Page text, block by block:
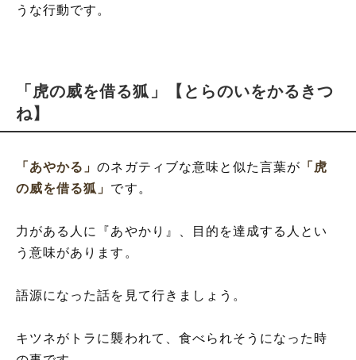
うな行動です。
「虎の威を借る狐」【とらのいをかるきつ
ね】
「あやかる」のネガティブな意味と似た言葉が 「虎
の威を借る狐」 です。
力がある人に『あやかり』、目的を達成する人とい
う意味があります。
語源になった話を見て行きましょう。
キツネがトラに襲われて、食べられそうになった時